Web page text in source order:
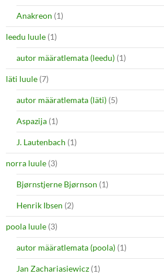
Anakreon (1)
leedu luule (1)
autor määratlemata (leedu) (1)
läti luule (7)
autor määratlemata (läti) (5)
Aspazija (1)
J. Lautenbach (1)
norra luule (3)
Bjørnstjerne Bjørnson (1)
Henrik Ibsen (2)
poola luule (3)
autor määratlemata (poola) (1)
Jan Zachariasiewicz (1)